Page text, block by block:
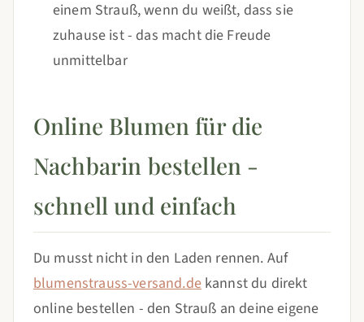
einem Strauß, wenn du weißt, dass sie
zuhause ist - das macht die Freude
unmittelbar
Online Blumen für die
Nachbarin bestellen -
schnell und einfach
Du musst nicht in den Laden rennen. Auf
blumenstrauss-versand.dekannst du direkt
online bestellen - den Strauß an deine eigene